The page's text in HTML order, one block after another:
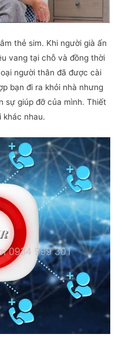
thẻ sim. Khi người già ấn
vang tại chỗ và đồng thời
người thân đã được cài
bạn đi ra khỏi nhà nhưng
sự giúp đỡ của mình. Thiết
khác nhau.